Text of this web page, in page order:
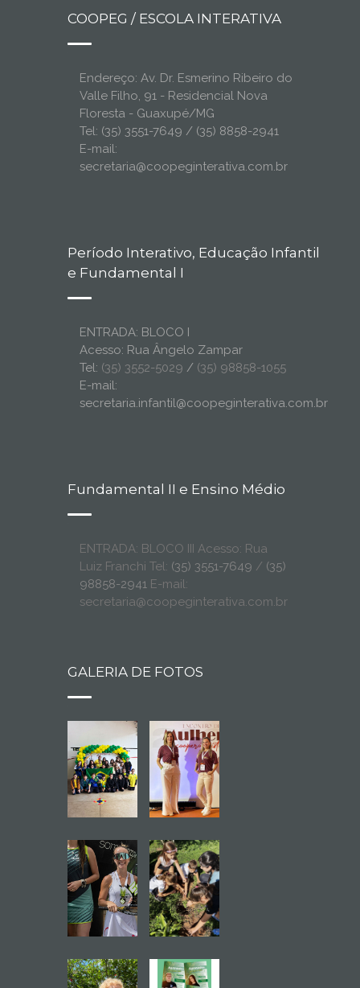
COOPEG / ESCOLA INTERATIVA
Endereço: Av. Dr. Esmerino Ribeiro do
Valle Filho, 91 - Residencial Nova
Floresta - Guaxupé/MG
Tel: (35) 3551-7649 / (35) 8858-2941
E-mail:
secretaria@coopeginterativa.com.br
Período Interativo, Educação Infantil
e Fundamental I
ENTRADA: BLOCO I
Acesso: Rua Ângelo Zampar
Tel: (35) 3552-5029 / (35) 98858-1055
E-mail:
secretaria.infantil@coopeginterativa.com.br
Fundamental II e Ensino Médio
ENTRADA: BLOCO III Acesso: Rua
Luiz Franchi Tel: (35) 3551-7649 / (35)
98858-2941 E-mail:
secretaria@coopeginterativa.com.br
GALERIA DE FOTOS